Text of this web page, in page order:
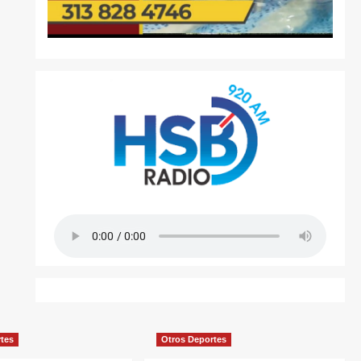
Otros Deportes